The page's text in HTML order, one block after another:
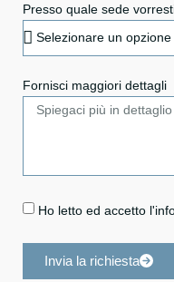
Presso quale sede
Fornisci maggiori dettagli
Ho letto ed accetto
Invia la richiesta